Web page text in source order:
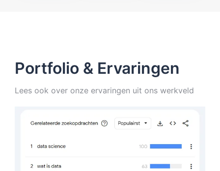
Portfolio & Ervaringen
Lees ook over onze ervaringen uit ons werkveld